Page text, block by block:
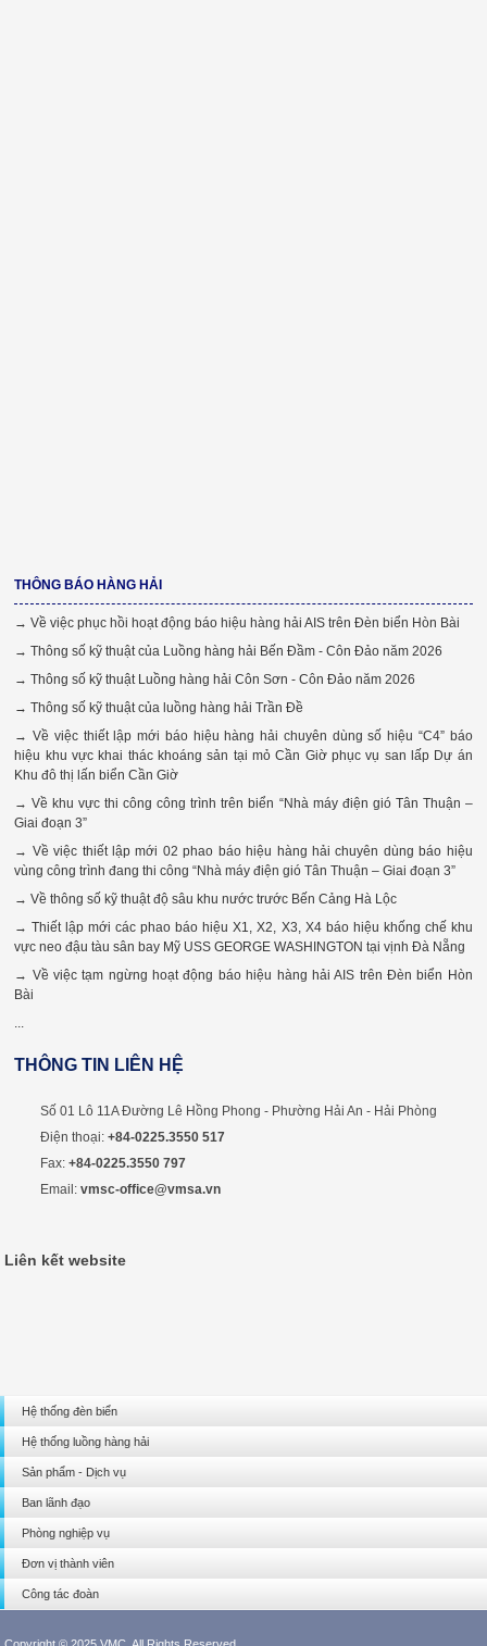
THÔNG BÁO HÀNG HẢI
→ Về việc phục hồi hoạt động báo hiệu hàng hải AIS trên Đèn biển Hòn Bài
→ Thông số kỹ thuật của Luồng hàng hải Bến Đầm - Côn Đảo năm 2026
→ Thông số kỹ thuật Luồng hàng hải Côn Sơn - Côn Đảo năm 2026
→ Thông số kỹ thuật của luồng hàng hải Trần Đề
→ Về việc thiết lập mới báo hiệu hàng hải chuyên dùng số hiệu “C4” báo
hiệu khu vực khai thác khoáng sản tại mỏ Cần Giờ phục vụ san lấp Dự án
Khu đô thị lấn biển Cần Giờ
→ Về khu vực thi công công trình trên biển “Nhà máy điện gió Tân Thuận –
Giai đoạn 3”
→ Về việc thiết lập mới 02 phao báo hiệu hàng hải chuyên dùng báo hiệu
vùng công trình đang thi công “Nhà máy điện gió Tân Thuận – Giai đoạn 3”
→ Về thông số kỹ thuật độ sâu khu nước trước Bến Cảng Hà Lộc
→ Thiết lập mới các phao báo hiệu X1, X2, X3, X4 báo hiệu khống chế khu
vực neo đậu tàu sân bay Mỹ USS GEORGE WASHINGTON tại vịnh Đà Nẵng
→ Về việc tạm ngừng hoạt động báo hiệu hàng hải AIS trên Đèn biển Hòn
Bài
...
THÔNG TIN LIÊN HỆ
Số 01 Lô 11A Đường Lê Hồng Phong - Phường Hải An - Hải Phòng
Điện thoại:+84-0225.3550 517
Fax:+84-0225.3550 797
Email:vmsc-office@vmsa.vn
Liên kết website
Hệ thống đèn biển
Hệ thống luồng hàng hải
Sản phẩm - Dịch vụ
Ban lãnh đạo
Phòng nghiệp vụ
Đơn vị thành viên
Công tác đoàn